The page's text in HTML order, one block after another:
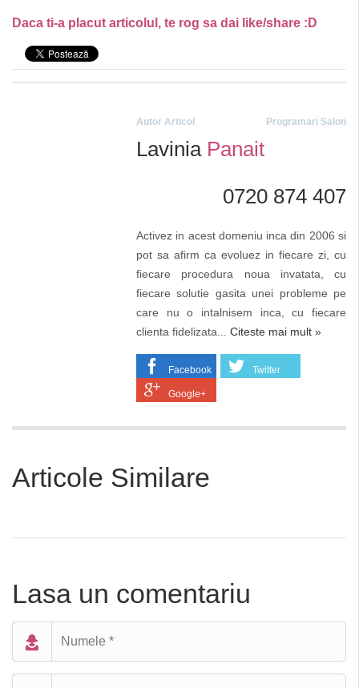
Daca ti-a placut articolul, te rog sa dai like/share :D
Autor Articol Programari Salon
Lavinia Panait
0720 874 407
Activez in acest domeniu inca din 2006 si
pot sa afirm ca evoluez in fiecare zi, cu
fiecare procedura noua invatata, cu
fiecare solutie gasita unei probleme pe
care nu o intalnisem inca, cu fiecare
clienta fidelizata... Citeste mai mult »
Facebook Twitter
Google+
Articole Similare
Lasa un comentariu